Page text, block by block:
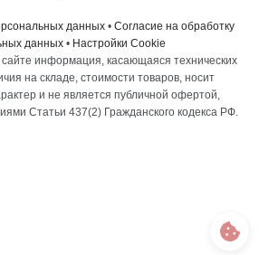
данных• Согласие на обработку
данных • Настройки Cookie
информация, касающаяся технических
на складе, стоимости товаров, носит
и не является публичной офертой,
Статьи 437(2) Гражданского кодекса РФ.